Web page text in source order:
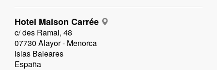
Hotel Maison Carrée
c/ des Ramal, 48
07730 Alayor - Menorca
Islas Baleares
España